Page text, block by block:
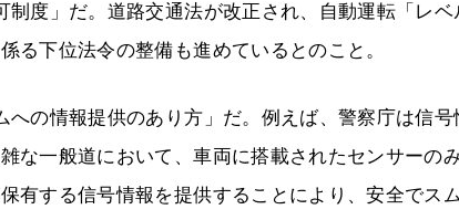
度」だ。道路交通法が改正され、自動運転「レベ
る下位法令の整備も進めているとのこと。
の情報提供のあり方」だ。例えば、警察庁は信
な一般道において、車両に搭載されたセンサーの
有する信号情報を提供することにより、安全でス